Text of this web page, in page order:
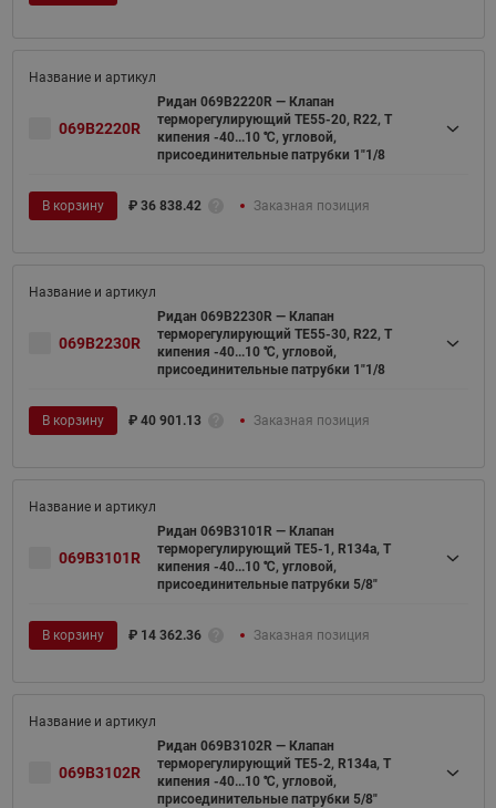
069B2220R
Ридан 069B2220R — Клапан
терморегулирующий TE55-20, R22, T
кипения -40...10 ℃, угловой,
присоединительные патрубки 1"1/8
В корзину ₽ 36 838.42 Заказная позиция
069B2230R
Ридан 069B2230R — Клапан
терморегулирующий TE55-30, R22, T
кипения -40...10 ℃, угловой,
присоединительные патрубки 1"1/8
В корзину ₽ 40 901.13 Заказная позиция
069B3101R
Ридан 069B3101R — Клапан
терморегулирующий TE5-1, R134a, T
кипения -40...10 ℃, угловой,
присоединительные патрубки 5/8"
В корзину ₽ 14 362.36 Заказная позиция
069B3102R
Ридан 069B3102R — Клапан
терморегулирующий TE5-2, R134a, T
кипения -40...10 ℃, угловой,
присоединительные патрубки 5/8"